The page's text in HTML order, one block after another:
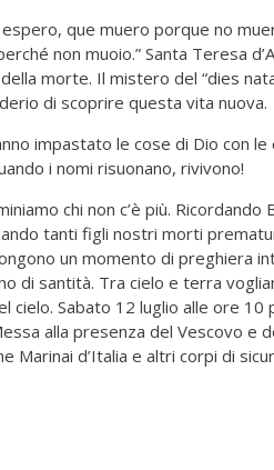
que muero porque no
non muoio.” Santa Teresa
morte. Il mistero del “dies
di scoprire questa vita nuova.
impastato le cose di Dio con
i nomi risuonano, rivivono!
chi non c’è più.
tanti figli nostri morti
un momento di preghiera
di santità. Tra cielo e terra
cielo. Sabato 12 luglio alle ore 10
alla presenza del Vescovo e
Marinai d’Italia e altri corpi di